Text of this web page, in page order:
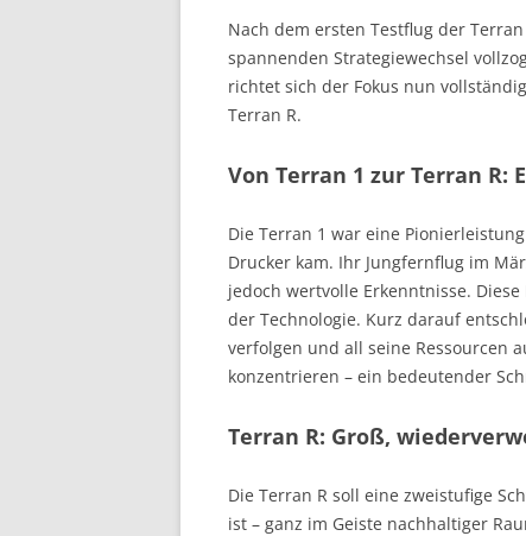
Nach dem ersten Testflug der
spannenden Strategiewechsel
richtet sich der Fokus nun
Terran R.
Von Terran 1 zur Terran R:
Die Terran 1 war eine
Drucker kam. Ihr Jungfernflug im
jedoch wertvolle Erkenntnisse.
der Technologie. Kurz darauf
verfolgen und all seine Ressourcen
konzentrieren – ein bedeutender
Terran R: Groß,
Die Terran R soll eine zweistufige
ist – ganz im Geiste nachhaltiger